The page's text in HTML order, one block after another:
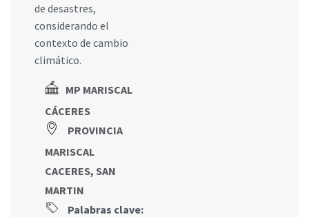
de desastres,
considerando el
contexto de cambio
climático.
MP MARISCAL
CÁCERES
PROVINCIA
MARISCAL
CACERES, SAN
MARTIN
Palabras clave: